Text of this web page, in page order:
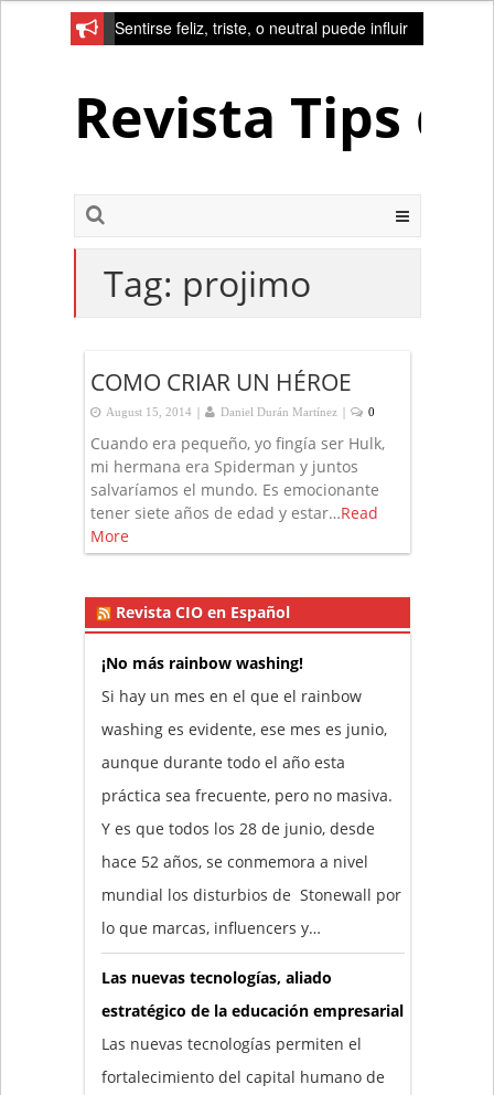
Sentirse feliz, triste, o neutral puede influir
Revista Tips
Tag: projimo
COMO CRIAR UN HÉROE
August 15, 2014 | Daniel Durán Martínez | 0
Cuando era pequeño, yo fingía ser Hulk,
mi hermana era Spiderman y juntos
salvaríamos el mundo. Es emocionante
tener siete años de edad y estar…Read
More
Revista CIO en Español
¡No más rainbow washing!
Si hay un mes en el que el rainbow
washing es evidente, ese mes es junio,
aunque durante todo el año esta
práctica sea frecuente, pero no masiva.
Y es que todos los 28 de junio, desde
hace 52 años, se conmemora a nivel
mundial los disturbios de Stonewall por
lo que marcas, influencers y…
Las nuevas tecnologías, aliado
estratégico de la educación empresarial
Las nuevas tecnologías permiten el
fortalecimiento del capital humano de